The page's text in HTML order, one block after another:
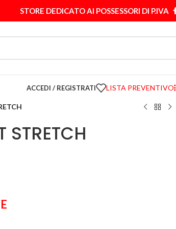
STORE DEDICATO AI POSSESSORI DI P.IVA
ACCEDI / REGISTRATI LISTA PREVENTIVO